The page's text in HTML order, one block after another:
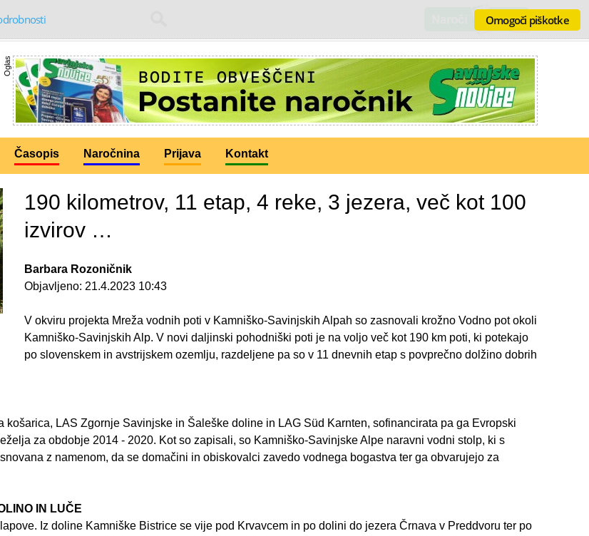
Oglas
Časopis Naročnina Prijava Kontakt
190 kilometrov, 11 etap, 4 reke, 3 jezera, več kot 100
izvirov …
Barbara Rozoničnik
Objavljeno: 21.4.2023 10:43
V okviru projekta Mreža vodnih poti v Kamniško-Savinjskih Alpah so zasnovali krožno Vodno pot okoli
Kamniško-Savinjskih Alp. V novi daljinski pohodniški poti je na voljo več kot 190 km poti, ki potekajo
po slovenskem in avstrijskem ozemlju, razdeljene pa so v 11 dnevnih etap s povprečno dolžino dobrih
LAS Zgornje Savinjske in Šaleške doline in LAG Süd Karnten, sofinancirata pa ga Evropski
za obdobje 2014 - 2020. Kot so zapisali, so Kamniško-Savinjske Alpe naravni vodni stolp, ki s
z namenom, da se domačini in obiskovalci zavedo vodnega bogastva ter ga obvarujejo za
IN LUČE
Iz doline Kamniške Bistrice se vije pod Krvavcem in po dolini do jezera Črnava v Preddvoru ter po
Omogoči piškotke